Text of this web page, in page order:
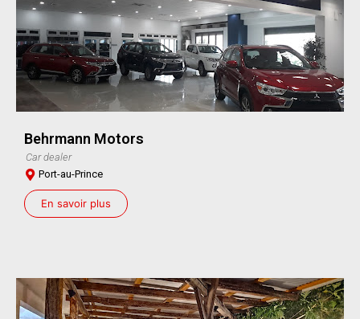
Behrmann Motors
Car dealer
Port-au-Prince
En savoir plus